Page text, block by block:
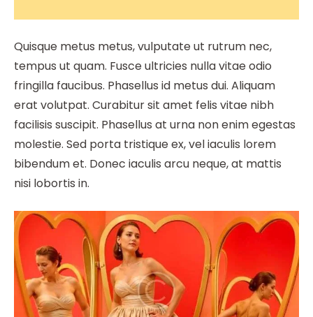
Quisque metus metus, vulputate ut rutrum nec,
tempus ut quam. Fusce ultricies nulla vitae odio
fringilla faucibus. Phasellus id metus dui. Aliquam
erat volutpat. Curabitur sit amet felis vitae nibh
facilisis suscipit. Phasellus at urna non enim egestas
molestie. Sed porta tristique ex, vel iaculis lorem
bibendum et. Donec iaculis arcu neque, at mattis
nisi lobortis in.